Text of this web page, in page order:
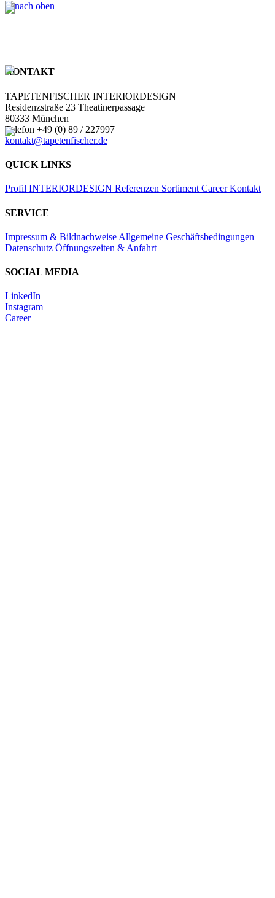
KONTAKT
TAPETENFISCHER INTERIORDESIGN
Residenzstraße 23 Theatinerpassage
80333 München
Telefon +49 (0) 89 / 227997
kontakt@tapetenfischer.de
QUICK LINKS
Profil INTERIORDESIGN Referenzen Sortiment CareerKontakt
SERVICE
Impressum & Bildnachweise Allgemeine Geschäftsbedingungen
Datenschutz Öffnungszeiten & Anfahrt
SOCIAL MEDIA
LinkedIn
Instagram
Career